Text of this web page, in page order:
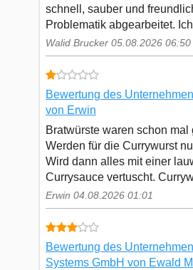
schnell, sauber und
Problematik abgearbeitet.
Walid Brucker 05.08.2026 06:50
Bewertung des
von Erwin
Bratwürste waren schon mal
Werden für die Currywurst
Wird dann alles mit einer
Currysauce vertuscht.
Erwin 04.08.2026 01:01
Bewertung des
Systems GmbH von Ewald